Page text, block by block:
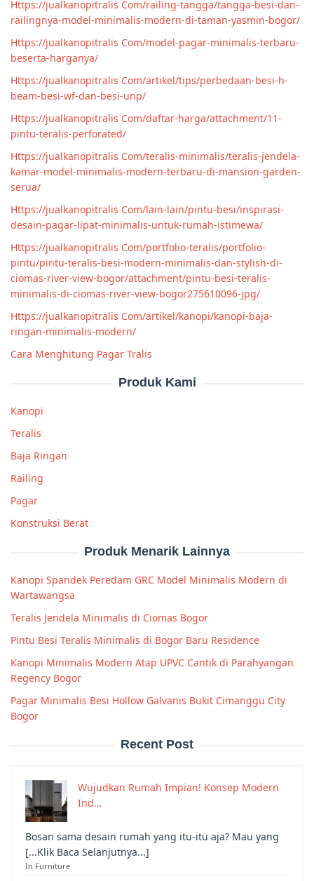
Https://jualkanopitralis Com/railing-tangga/tangga-besi-dan-
railingnya-model-minimalis-modern-di-taman-yasmin-bogor/
Https://jualkanopitralis Com/model-pagar-minimalis-terbaru-
beserta-harganya/
Https://jualkanopitralis Com/artikel/tips/perbedaan-besi-h-
beam-besi-wf-dan-besi-unp/
Https://jualkanopitralis Com/daftar-harga/attachment/11-
pintu-teralis-perforated/
Https://jualkanopitralis Com/teralis-minimalis/teralis-jendela-
kamar-model-minimalis-modern-terbaru-di-mansion-garden-
serua/
Https://jualkanopitralis Com/lain-lain/pintu-besi/inspirasi-
desain-pagar-lipat-minimalis-untuk-rumah-istimewa/
Https://jualkanopitralis Com/portfolio-teralis/portfolio-
pintu/pintu-teralis-besi-modern-minimalis-dan-stylish-di-
ciomas-river-view-bogor/attachment/pintu-besi-teralis-
minimalis-di-ciomas-river-view-bogor275610096-jpg/
Https://jualkanopitralis Com/artikel/kanopi/kanopi-baja-
ringan-minimalis-modern/
Cara Menghitung Pagar Tralis
Produk Kami
Kanopi
Teralis
Baja Ringan
Railing
Pagar
Konstruksi Berat
Produk Menarik Lainnya
Kanopi Spandek Peredam GRC Model Minimalis Modern di
Wartawangsa
Teralis Jendela Minimalis di Ciomas Bogor
Pintu Besi Teralis Minimalis di Bogor Baru Residence
Kanopi Minimalis Modern Atap UPVC Cantik di Parahyangan
Regency Bogor
Pagar Minimalis Besi Hollow Galvanis Bukit Cimanggu City
Bogor
Recent Post
Wujudkan Rumah Impian! Konsep Modern
Ind…
Bosan sama desain rumah yang itu-itu aja? Mau yang
[...Klik Baca Selanjutnya...]
In Furniture